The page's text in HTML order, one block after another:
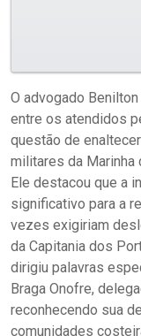
O advogado
entre os atendidos
questão de
militares da Marinha
Ele destacou que a
significativo para a
vezes exigiriam
da Capitania dos
dirigiu palavras
Braga Onofre,
reconhecendo sua
comunidades